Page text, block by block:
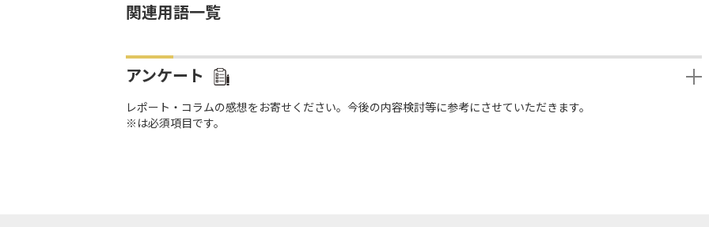
関連用語一覧
アンケート
レポート・コラムの感想をお寄せください。今後の内容検討等に参考にさせていただきます。
※は必須項目です。